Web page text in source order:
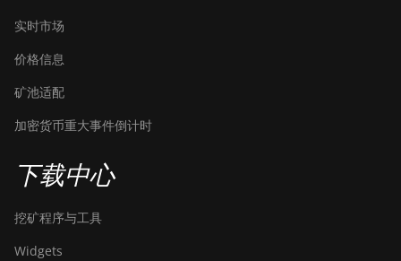
实时市场
价格信息
矿池适配
加密货币重大事件倒计时
下载中心
挖矿程序与工具
Widgets